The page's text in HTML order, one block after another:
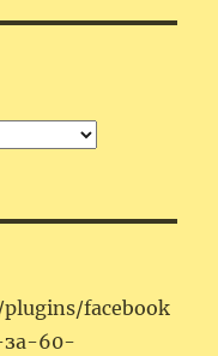
facebook
60-